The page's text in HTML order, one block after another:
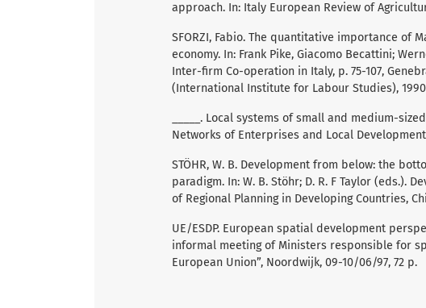
approach. In: Italy European Review of
SFORZI, Fabio. The quantitative importance
economy. In: Frank Pike, Giacomo Becattini;
Inter-firm Co-operation in Italy, p. 75-107,
(International Institute for Labour Studies),
_____. Local systems of small and medium-
Networks of Enterprises and Local Development.
STÖHR, W. B. Development from below: the
paradigm. In: W. B. Stöhr; D. R. F Taylor (eds.).
of Regional Planning in Developing Countries,
UE/ESDP. European spatial development
informal meeting of Ministers responsible for
European Union”, Noordwijk, 09-10/06/97, 72 p.